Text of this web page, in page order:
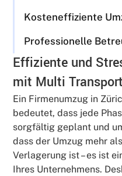
Kosteneffiziente
Professionelle
Effiziente und
mit Multi Transport
Ein Firmenumzug in
bedeutet, dass jede
sorgfältig geplant und
dass der Umzug mehr
Verlagerung ist – es ist
Ihres Unternehmens.